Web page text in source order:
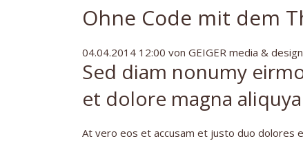
Ohne Code mit dem
04.04.2014 12:00 von GEIGER media &
Sed diam nonumy
et dolore magna
At vero eos et accusam et justo duo dolores